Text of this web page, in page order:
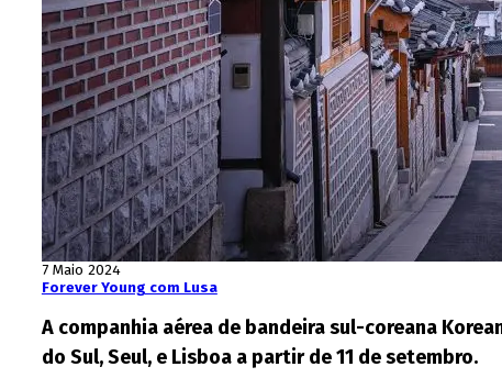
7 Maio 2024
Forever Young com Lusa
A companhia aérea de bandeira sul-coreana
do Sul, Seul, e Lisboa a partir de 11 de setembro.